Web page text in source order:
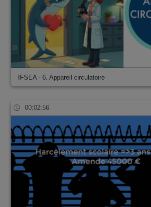
IFSEA - 6. Appareil circulatoire
00:02:56